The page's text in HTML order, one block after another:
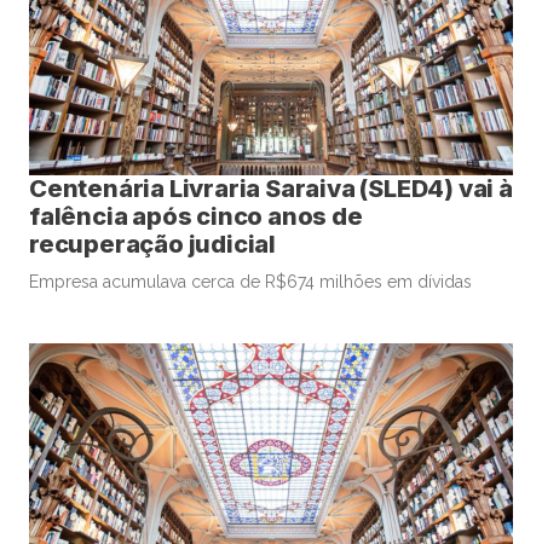
Centenária Livraria Saraiva (SLED4) vai à
falência após cinco anos de
recuperação judicial
Empresa acumulava cerca de R$674 milhões em dívidas